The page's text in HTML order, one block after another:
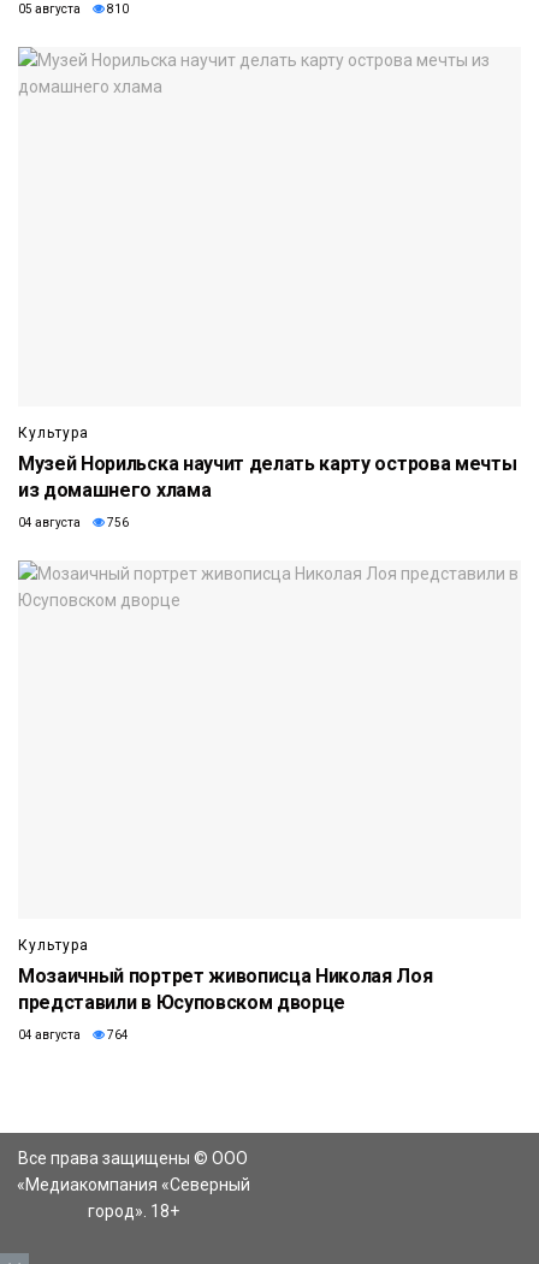
05 августа 810
Культура
Музей Норильска научит делать карту острова мечты
из домашнего хлама
04 августа 756
Культура
Мозаичный портрет живописца Николая Лоя
представили в Юсуповском дворце
04 августа 764
Все права защищены © ООО
«Медиакомпания «Северный
город». 18+